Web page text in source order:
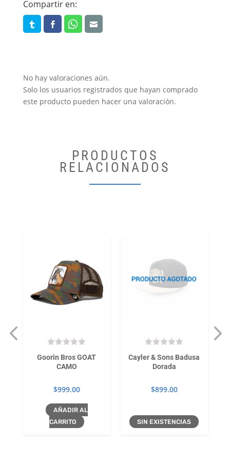
Black
Navy
cantidad
Compartir en:
No hay valoraciones aún.
Solo los usuarios registrados que hayan comprado
este producto pueden hacer una valoración.
PRODUCTOS
RELACIONADOS
Goorin Bros GOAT
CAMO
$999.00
AÑADIR AL
CARRITO
Cayler & Sons Badusa
Dorada
$899.00
SIN EXISTENCIAS